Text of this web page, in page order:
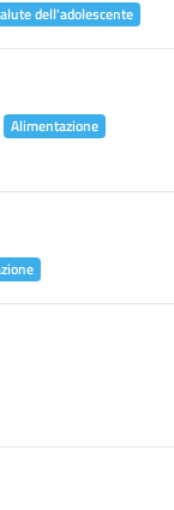
dell'adolescente
Alimentazione